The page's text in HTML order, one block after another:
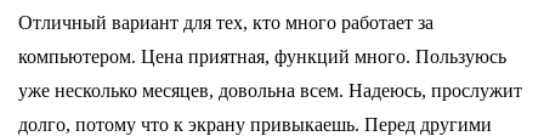
Отличный вариант для тех, кто много работает за
компьютером. Цена приятная, функций много. Пользуюсь
уже несколько месяцев, довольна всем. Надеюсь, прослужит
долго, потому что к экрану привыкаешь. Перед другими